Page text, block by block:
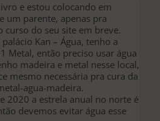
e estou colocando em
um parente, apenas pra
curso do seu site em breve.
Kan – Água, tenho a
Metal, então preciso usar água
madeira e metal nesse local,
mesmo necessária pra cura da
agua-madeira.
2020 a estrela anual no norte é
devemos evitar água esse